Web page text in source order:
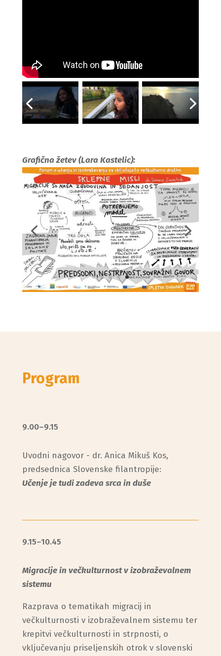
Grafična žetev (Lara Kastelic):
Program
9.00–9.15
Uvodni nagovor - dr. Anica Mikuš Kos,
predsednica Slovenske filantropije:
Učenje je tudi zadeva srca in duše
9.15–10.45
Migracije in večkulturnost v izobraževalnem
sistemu
Razprava o tematikah migracij in
večkulturnosti v izobraževalnem sistemu ter
krepitvi večkulturnosti in strpnosti, o
vključevanju priseljenskih otrok v slovenski